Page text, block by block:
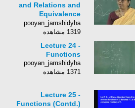
and Relations and
Equivalence
Relations
pooyan_jamshidyha
1319 مشاهده
Lecture 24 -
Functions
pooyan_jamshidyha
1371 مشاهده
Lecture 25 -
Functions (Contd.)